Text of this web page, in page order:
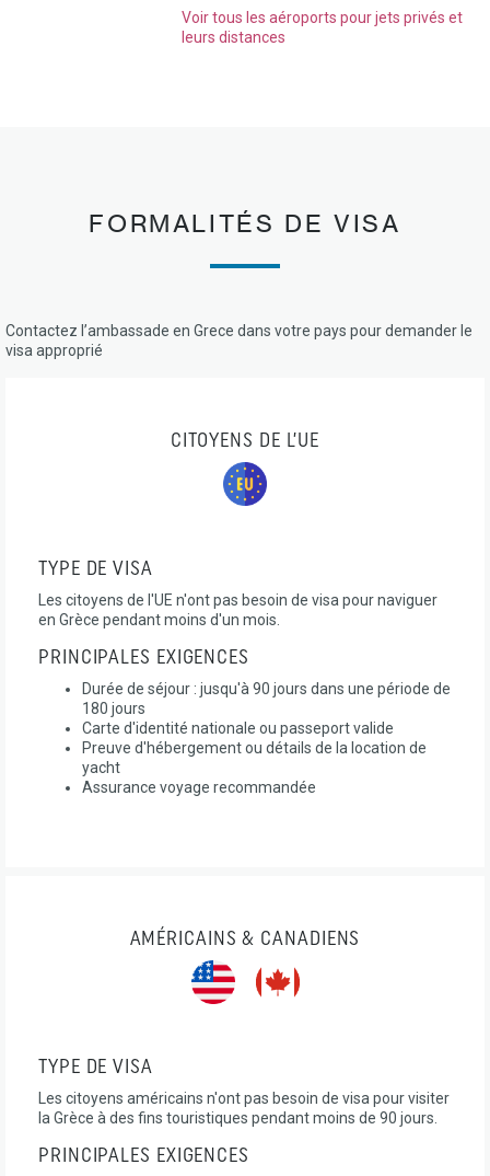
Voir tous les aéroports pour jets privés et
leurs distances
FORMALITÉS DE VISA
Contactez l’ambassade en Grece dans votre pays pour demander le
visa approprié
CITOYENS DE L’UE
TYPE DE VISA
Les citoyens de l'UE n'ont pas besoin de visa pour naviguer
en Grèce pendant moins d'un mois.
PRINCIPALES EXIGENCES
Durée de séjour : jusqu'à 90 jours dans une période de
180 jours
Carte d'identité nationale ou passeport valide
Preuve d'hébergement ou détails de la location de
yacht
Assurance voyage recommandée
AMÉRICAINS & CANADIENS
TYPE DE VISA
Les citoyens américains n'ont pas besoin de visa pour visiter
la Grèce à des fins touristiques pendant moins de 90 jours.
PRINCIPALES EXIGENCES